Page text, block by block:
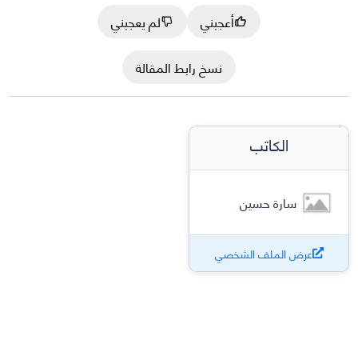
أعجبني
لم يعجبني
نسخ رابط المقالة
الكاتب
سارة حسين
عرض الملف الشخصي